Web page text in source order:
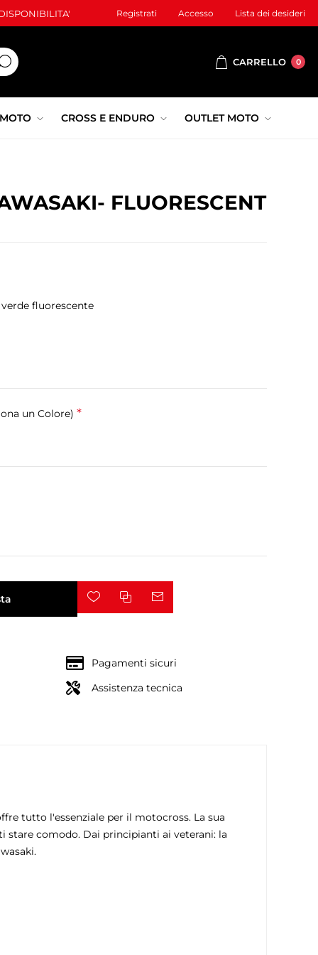
Registrati Accesso Lista dei desideri
CARRELLO 0
CROSS E ENDURO OUTLET MOTO
FLUORESCENT
fluorescente
un Colore) *
Pagamenti sicuri
Assistenza tecnica
tutto l'essenziale per il motocross. La sua
comodo. Dai principianti ai veterani: la